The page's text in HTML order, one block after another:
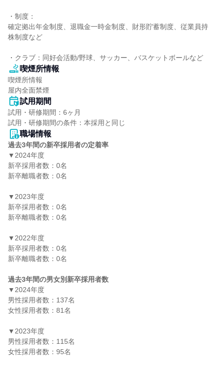
・制度：
確定拠出年金制度、退職金一時金制度、財形貯蓄制度、従業員持
株制度など
・クラブ：同好会活動/野球、サッカー、バスケットボールなど
喫煙所情報
喫煙所情報
屋内全面禁煙
試用期間
試用・研修期間：6ヶ月
職場情報
過去3年間の新卒採用者の定着率
▼2024年度
新卒採用者数：0名
新卒離職者数：0名
▼2023年度
新卒採用者数：0名
新卒離職者数：0名
▼2022年度
新卒採用者数：0名
新卒離職者数：0名
過去3年間の男女別新卒採用者数
▼2024年度
男性採用者数：137名
女性採用者数：81名
▼2023年度
男性採用者数：115名
女性採用者数：95名